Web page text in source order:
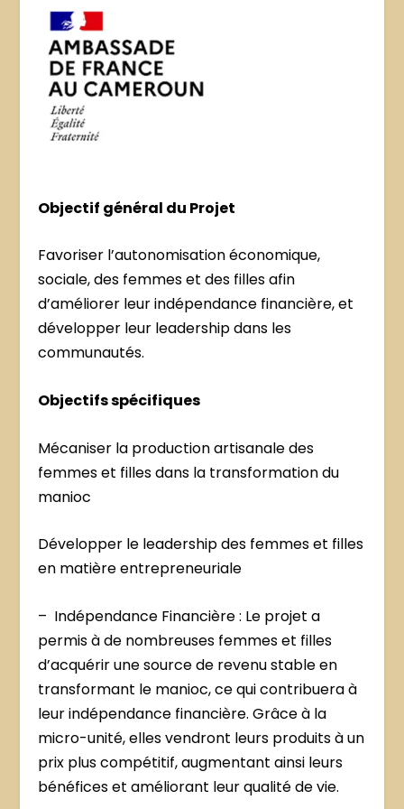
Objectif général du Projet
Favoriser l’autonomisation économique,
sociale, des femmes et des filles afin
d’améliorer leur indépendance financière, et
développer leur leadership dans les
communautés.
Objectifs spécifiques
Mécaniser la production artisanale des
femmes et filles dans la transformation du
manioc
Développer le leadership des femmes et filles
en matière entrepreneuriale
– Indépendance Financière : Le projet a
permis à de nombreuses femmes et filles
d’acquérir une source de revenu stable en
transformant le manioc, ce qui contribuera à
leur indépendance financière. Grâce à la
micro-unité, elles vendront leurs produits à un
prix plus compétitif, augmentant ainsi leurs
bénéfices et améliorant leur qualité de vie.